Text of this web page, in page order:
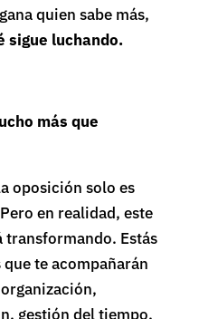
quien sabe más,
sigue luchando.
más que
oposición solo es
en realidad, este
transformando. Estás
te acompañarán
gestión del tiempo,